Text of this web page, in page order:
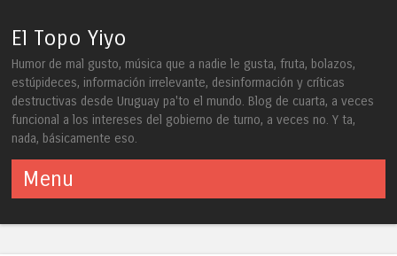
El Topo Yiyo
Humor de mal gusto, música que a nadie le gusta, fruta, bolazos,
estúpideces, información irrelevante, desinformación y críticas
destructivas desde Uruguay pa'to el mundo. Blog de cuarta, a veces
funcional a los intereses del gobierno de turno, a veces no. Y ta,
nada, básicamente eso.
Menu